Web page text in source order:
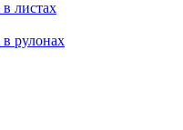
листах
рулонах